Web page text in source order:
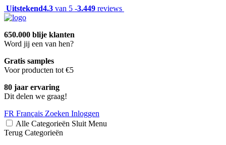
Uitstekend4.3 van 5 -3.449 reviews
650.000 blije klanten
Word jij een van hen?
Gratis samples
Voor producten tot €5
80 jaar ervaring
Dit delen we graag!
FR Français Zoeken Inloggen
Alle Categorieën Sluit Menu
Terug Categorieën